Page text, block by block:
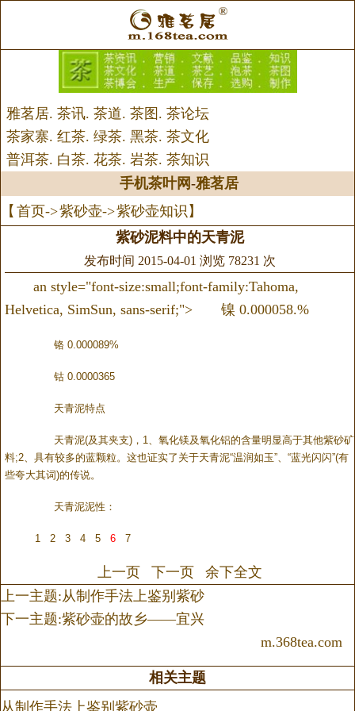
雅茗居. 茶讯. 茶道. 茶图 . 茶论坛
茶家寨. 红茶. 绿茶. 黑茶. 茶文化
普洱茶. 白茶. 花茶. 岩茶. 茶知识
手机茶叶网-雅茗居
【 首页->紫砂壶->紫砂壶知识 】
紫砂泥料中的天青泥
发布时间 2015-04-01 浏览 78231 次
an style="font-size:small;font-family:Tahoma,
Helvetica, SimSun, sans-serif;"> 镍 0.000058.%
铬 0.000089%
钴 0.0000365
天青泥特点
天青泥(及其夹支)，1、氧化镁及氧化铝的含量明显高于其他紫砂矿
料;2、具有较多的蓝颗粒。这也证实了关于天青泥“温润如玉”、“蓝光闪闪”(有
些夸大其词)的传说。
天青泥泥性：
1 2 3 4 5 6 7
上一页 下一页
余下全文
上一主题:从制作手法上鉴别紫砂
下一主题:紫砂壶的故乡——宜兴
m.368tea.com
相关主题
从制作手法上鉴别紫砂壶